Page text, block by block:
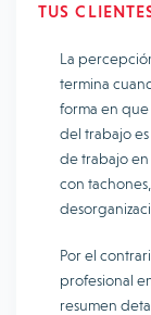
TUS
La
termina
forma en
del trabajo
de trabajo
con
Por el
profesional
resumen